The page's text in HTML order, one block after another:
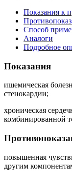
Показания к
Способ
Аналоги
Подробное
Показания
ишемическая
стенокардии;
хроническая
комбинированной
повышенная
другим